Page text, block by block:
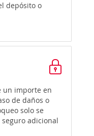
depósito o
un importe en
de daños o
solo se
adicional